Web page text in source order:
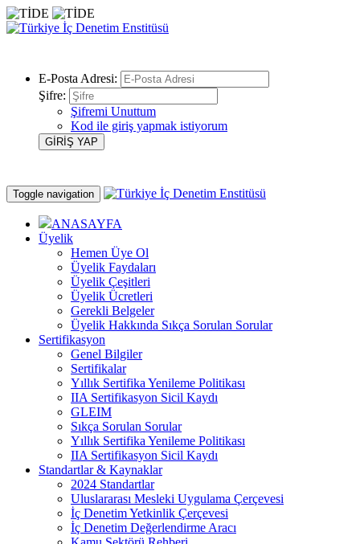
E-Posta Adresi:
Şifre:
Şifremi Unuttum
Kod ile giriş yapmak istiyorum
Toggle navigation
ANASAYFA
Üyelik
Hemen Üye Ol
Üyelik Faydaları
Üyelik Çeşitleri
Üyelik Ücretleri
Gerekli Belgeler
Üyelik Hakkında Sıkça Sorulan Sorular
Sertifikasyon
Genel Bilgiler
Sertifikalar
Yıllık Sertifika Yenileme Politikası
IIA Sertifikasyon Sicil Kaydı
GLEIM
Sıkça Sorulan Sorular
Yıllık Sertifika Yenileme Politikası
IIA Sertifikasyon Sicil Kaydı
Standartlar & Kaynaklar
2024 Standartlar
Uluslararası Mesleki Uygulama Çerçevesi
İç Denetim Yetkinlik Çerçevesi
İç Denetim Değerlendirme Aracı